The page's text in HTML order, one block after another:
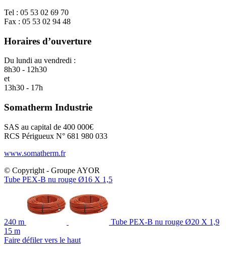
Tel : 05 53 02 69 70
Fax : 05 53 02 94 48
Horaires d’ouverture
Du lundi au vendredi :
8h30 - 12h30
et
13h30 - 17h
Somatherm Industrie
SAS au capital de 400 000€
RCS Périgueux N° 681 980 033
www.somatherm.fr
© Copyright - Groupe AYOR
Tube PEX-B nu rouge Ø16 X 1,5
240 m
Tube PEX-B nu rouge Ø20 X 1,9
15 m
Faire défiler vers le haut